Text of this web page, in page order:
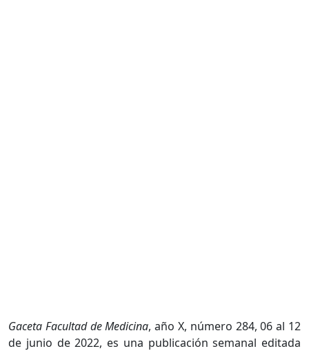
Gaceta Facultad de Medicina, año X, número 284, 06 al 12
de junio de 2022, es una publicación semanal editada